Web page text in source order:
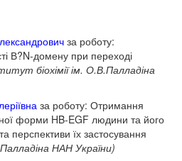
за роботу:
В?N-домену при переході
біохімії ім. О.В.Палладіна
за роботу: Отримання
форми HB-EGF людини та його
перспективи їх застосування
НАН України)